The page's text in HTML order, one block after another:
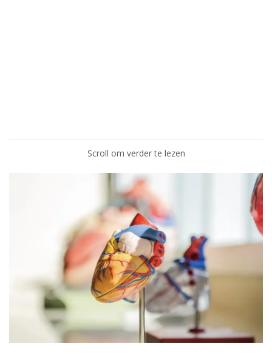
Scroll om verder te lezen